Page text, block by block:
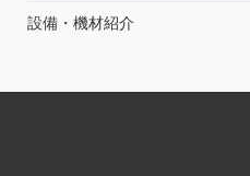
設備・機材紹介